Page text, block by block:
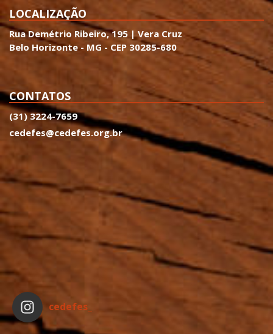
LOCALIZAÇÃO
Rua Demétrio Ribeiro, 195 | Vera Cruz
Belo Horizonte - MG - CEP 30285-680
CONTATOS
(31) 3224-7659
cedefes@cedefes.org.br
cedefes_